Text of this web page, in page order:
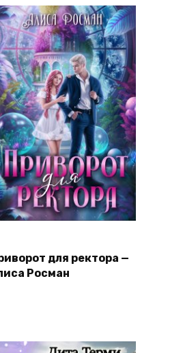
для ректора —
Росман